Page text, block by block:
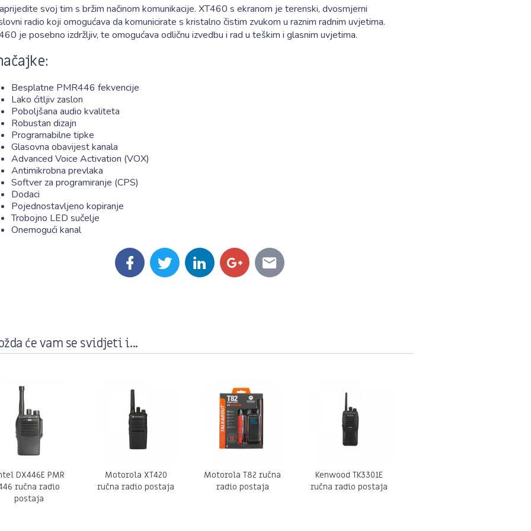
svoj tim s bržim načinom komunikacije. XT460 s ekranom je terenski, dvosmjerni
radio koji omogućava da komunicirate s kristalno čistim zvukom u raznim radnim uvjetima.
je posebno izdržljiv, te omogućava odličnu izvedbu i rad u teškim i glasnim uvjetima.
Besplatne PMR446 fekvencije
Lako ćitljiv zaslon
Poboljšana audio kvaliteta
Robustan dizajn
Programabilne tipke
Glasovna obavijest kanala
Advanced Voice Activation (VOX)
Antimikrobna prevlaka
Softver za programiranje (CPS)
Dodaci
Pojednostavljeno kopiranje
Trobojno LED sučelje
Onemogući kanal
će vam se svidjeti i...
DX446E PMR
ručna radio
postaja
Motorola XT420
ručna radio postaja
Motorola T82 ručna
radio postaja
Kenwood TK3301E
ručna radio postaja